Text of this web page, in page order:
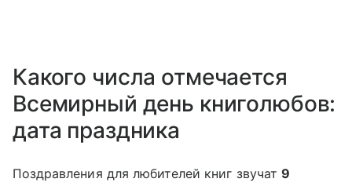
Какого числа отмечается
Всемирный день книголюбов:
дата праздника
Поздравления для любителей книг звучат 9